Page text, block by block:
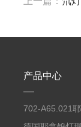
产品中心
702-A65.021